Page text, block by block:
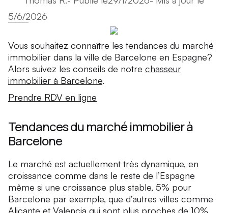
5/6/2026
Vous souhaitez connaître les tendances du marché
immobilier dans la ville de Barcelone en Espagne?
Alors suivez les conseils de notre chasseur
immobilier à Barcelone.
Prendre RDV en ligne
Tendances du marché immobilier à
Barcelone
Le marché est actuellement très dynamique, en
croissance comme dans le reste de l’Espagne
même si une croissance plus stable, 5% pour
Barcelone par exemple, que d’autres villes comme
Alicante et Valencia qui sont plus proches de 10%